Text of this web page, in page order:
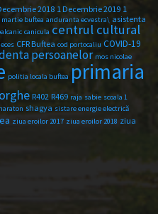
2018 1 Decembrie 2019 1
martie buftea anduranta ecvestra\ asistenta
canicula centrul cultural
CFR Buftea cod portocaliu COVID-19
persoanelor mos nicolae
politia locala buftea primaria
R402 R469 raja sabie scoala 1
shagya sistare energie electrică
ziua eroilor 2017 ziua eroilor 2018 ziua